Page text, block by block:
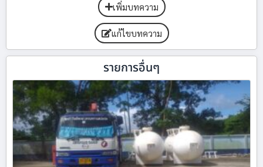
เพิ่มบทความ
แก้ไขบทความ
รายการอื่นๆ